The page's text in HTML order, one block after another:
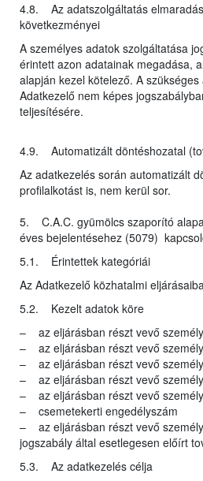
4.8. Az adatszolgáltatás
következményei
A személyes adatok szolgáltatása
érintett azon adatainak megadása,
alapján kezel kötelező. A
Adatkezelő nem képes
teljesítésére.
4.9. Automatizált döntéshozatal
Az adatkezelés során automatizált
profilalkotást is, nem kerül sor.
5. C.A.C. gyümölcs szaporító
éves bejelentésehez (5079)
5.1. Érintettek kategóriái
Az Adatkezelő közhatalmi
5.2. Kezelt adatok köre
– az eljárásban részt vevő
– az eljárásban részt vevő
– az eljárásban részt vevő
– az eljárásban részt vevő
– az eljárásban részt vevő
– csemetekerti engedélyszám
– az eljárásban részt vevő
jogszabály által esetlegesen előírt
5.3. Az adatkezelés célja